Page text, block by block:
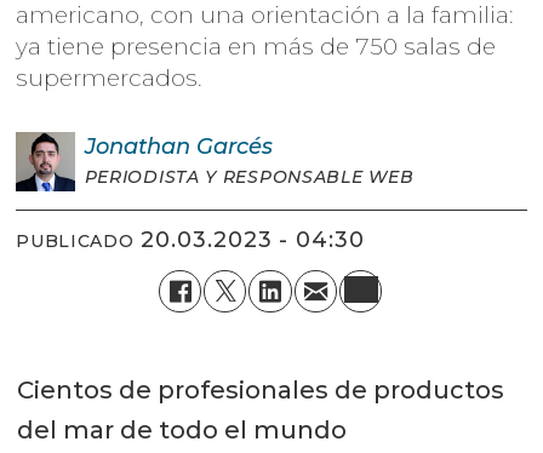
americano, con una orientación a la familia:
ya tiene presencia en más de 750 salas de
supermercados.
Jonathan Garcés
PERIODISTA Y RESPONSABLE WEB
PUBLICADO 20.03.2023 - 04:30
Cientos de profesionales de productos
del mar de todo el mundo